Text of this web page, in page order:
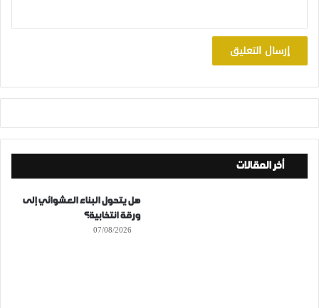
أخر المقالات
هل يتحول البناء العشوائي إلى
ورقة انتخابية؟
07/08/2026